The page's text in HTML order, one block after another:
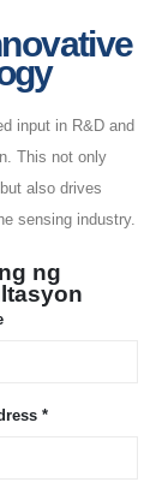
input in R&D and
This not only
also drives
sensing industry.
ng
*